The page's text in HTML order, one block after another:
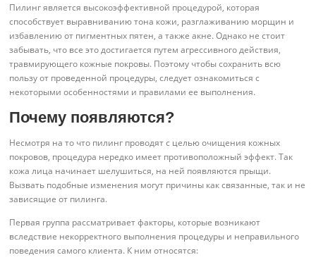
Пилинг является высокоэффективной процедурой, которая
способствует выравниванию тона кожи, разглаживанию морщин и
избавлению от пигментных пятен, а также акне. Однако не стоит
забывать, что все это достигается путем агрессивного действия,
травмирующего кожные покровы. Поэтому чтобы сохранить всю
пользу от проведенной процедуры, следует ознакомиться с
некоторыми особенностями и правилами ее выполнения.
Почему появляются?
Несмотря на то что пилинг проводят с целью очищения кожных
покровов, процедура нередко имеет противоположный эффект. Так
кожа лица начинает шелушиться, на ней появляются прыщи.
Вызвать подобные изменения могут причины как связанные, так и не
зависящие от пилинга.
Первая группа рассматривает факторы, которые возникают
вследствие некорректного выполнения процедуры и неправильного
поведения самого клиента. К ним относятся: